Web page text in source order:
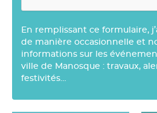
En remplissant ce formulaire,
de manière occasionnelle et
informations sur les
ville de Manosque : travaux,
festivités…